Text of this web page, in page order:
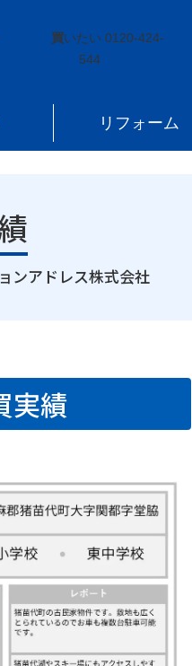
買いたい 0120-424-
544
リフォーム
ンアドレス株式会社
実績